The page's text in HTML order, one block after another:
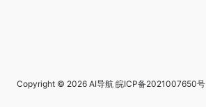
Copyright © 2026 AI导航 皖ICP备2021007650号